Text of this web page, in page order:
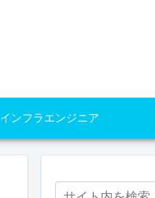
インフラエンジニア